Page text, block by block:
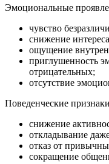
Эмоциональные
чувство
снижение
ощущение
приглушенность
отрицательных;
отсутствие
Поведенческие
снижение
откладывание
отказ от
сокращение